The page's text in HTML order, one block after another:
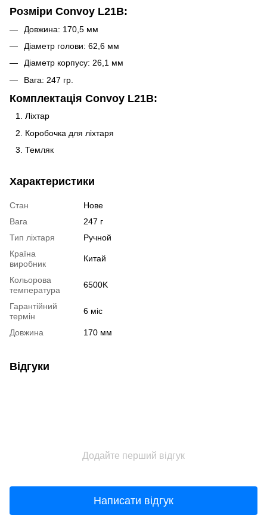
Розміри Convoy L21B:
Довжина: 170,5 мм
Діаметр голови: 62,6 мм
Діаметр корпусу: 26,1 мм
Вага: 247 гр.
Комплектація Convoy L21B:
Ліхтар
Коробочка для ліхтаря
Темляк
Характеристики
Стан
Нове
Вага
247 г
Тип ліхтаря
Ручной
Країна
виробник
Китай
Кольорова
температура
6500K
Гарантійний
термін
6 міс
Довжина 170 мм
Відгуки
Додайте перший відгук
Написати відгук